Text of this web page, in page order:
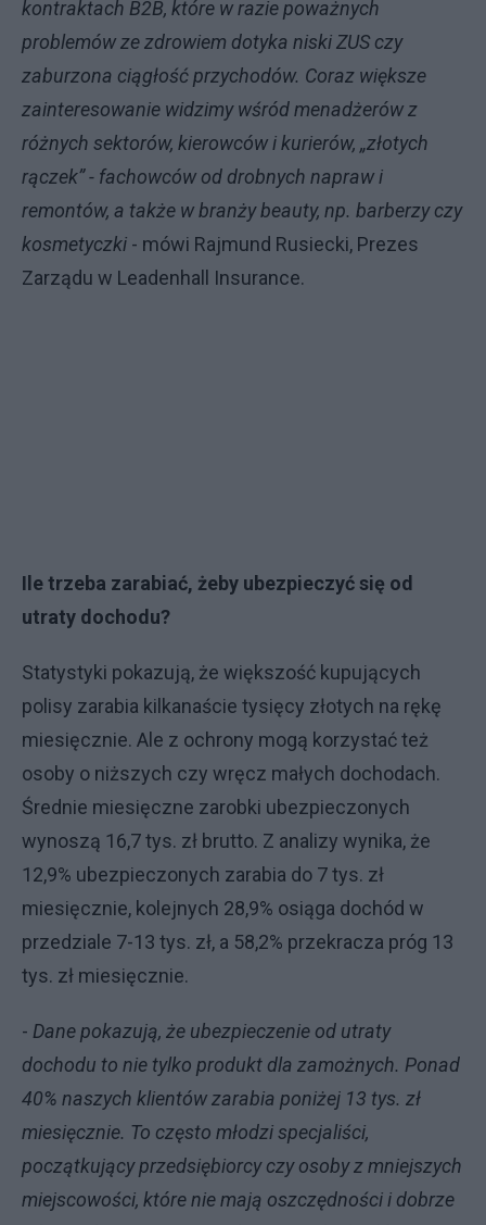
kontraktach B2B, które w razie poważnych
problemów ze zdrowiem dotyka niski ZUS czy
zaburzona ciągłość przychodów. Coraz większe
zainteresowanie widzimy wśród menadżerów z
różnych sektorów, kierowców i kurierów, „złotych
rączek” - fachowców od drobnych napraw i
remontów, a także w branży beauty, np. barberzy czy
kosmetyczki - mówi Rajmund Rusiecki, Prezes
Zarządu w Leadenhall Insurance.
Ile trzeba zarabiać, żeby ubezpieczyć się od
utraty dochodu?
Statystyki pokazują, że większość kupujących
polisy zarabia kilkanaście tysięcy złotych na rękę
miesięcznie. Ale z ochrony mogą korzystać też
osoby o niższych czy wręcz małych dochodach.
Średnie miesięczne zarobki ubezpieczonych
wynoszą 16,7 tys. zł brutto. Z analizy wynika, że
12,9% ubezpieczonych zarabia do 7 tys. zł
miesięcznie, kolejnych 28,9% osiąga dochód w
przedziale 7-13 tys. zł, a 58,2% przekracza próg 13
tys. zł miesięcznie.
- Dane pokazują, że ubezpieczenie od utraty
dochodu to nie tylko produkt dla zamożnych. Ponad
40% naszych klientów zarabia poniżej 13 tys. zł
miesięcznie. To często młodzi specjaliści,
początkujący przedsiębiorcy czy osoby z mniejszych
miejscowości, które nie mają oszczędności i dobrze